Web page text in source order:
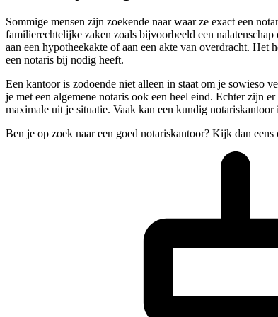
Sommige mensen zijn zoekende naar waar ze exact een
familierechtelijke zaken zoals bijvoorbeeld een
aan een hypotheekakte of aan een akte van overdracht.
een notaris bij nodig heeft.
Een kantoor is zodoende niet alleen in staat om je sowieso
je met een algemene notaris ook een heel eind. Echter zijn
maximale uit je situatie. Vaak kan een kundig
Ben je op zoek naar een goed notariskantoor? Kijk dan